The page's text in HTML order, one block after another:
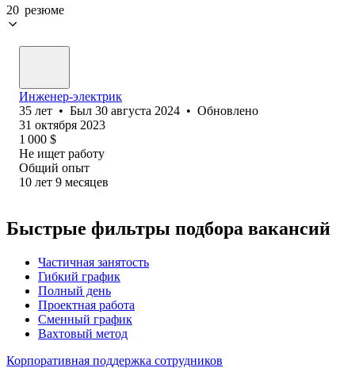
20 резюме
Инженер-электрик
35 лет • Был 30 августа 2024 • Обновлено
31 октября 2023
1 000 $
Не ищет работу
Общий опыт
10 лет 9 месяцев
Быстрые фильтры подбора вакансий
Частичная занятость
Гибкий график
Полный день
Проектная работа
Сменный график
Вахтовый метод
Корпоративная поддержка сотрудников